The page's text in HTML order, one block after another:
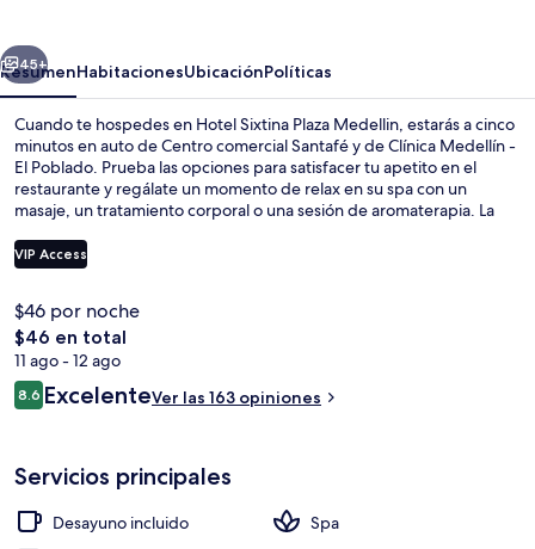
Siguiente
45+
ResumenHabitacionesUbicaciónPolíticas
Cuando te hospedes en Hotel Sixtina Plaza Medellin, estarás a cinco
minutos en auto de Centro comercial Santafé y de Clínica Medellín -
El Poblado. Prueba las opciones para satisfacer tu apetito en el
restaurante y regálate un momento de relax en su spa con un
masaje, un tratamiento corporal o una sesión de aromaterapia. La
vapor. Hay opciones de transporte público muy cerca: Estación de
metro Ayurá está a apenas 12 minutos a pie.
VIP Access
$46 por noche
El
precio
total
es
$46 en total
11 ago - 12 ago
Opiniones
8.68.6 de 10,
ExcelenteVer las 163 opiniones
Servicios principales
Desayuno incluido
Spa